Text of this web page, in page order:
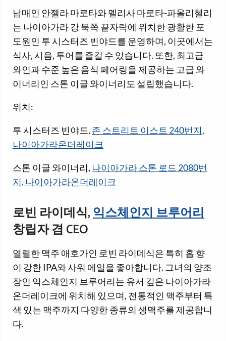
남매인 안젤라 마로타와 멜리사 마로타-파올리첼리
는 나이아가라 강 북쪽 끝자락에 위치한 광활한 포
도원인 투 시스터즈 빈야드를 운영하며, 이곳에서는
식사, 시음, 투어를 즐길 수 있습니다. 또한, 최고급
와인과 수준 높은 음식 페어링을 제공하는 고급 와
이너리인 스톤 이글 와이너리도 설립했습니다.
위치:
투 시스터즈 빈야드, 존 스트리트 이스트 240번지,
나이아가라온더레이크
스톤 이글 와이너리, 나이아가라 스톤 로드 2080번
지, 나이아가라온더레이크
로빈 라이데식,익스체인지 브루어리
창립자 겸 CEO
열렬한 맥주 애호가인 로빈 라이데식은 특히 홉 향
이 강한 IPA와 사워 에일을 좋아합니다. 그녀의 양조
장인 익스체인지 브루어리는 유서 깊은 나이아가라
온더레이크에 위치해 있으며, 전통적인 맥주부터 특
색 있는 맥주까지 다양한 종류의 생맥주를 제공합니
다.